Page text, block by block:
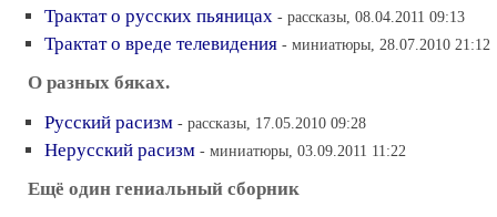
Трактат о русских пьяницах - рассказы, 08.04.2011 09:13
Трактат о вреде телевидения - миниатюры, 28.07.2010 21:12
О разных бяках.
Русский расизм - рассказы, 17.05.2010 09:28
Нерусский расизм - миниатюры, 03.09.2011 11:22
Ещё один гениальный сборник